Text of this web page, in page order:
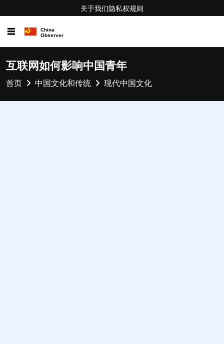
关于我们隐私权规则
☰
互联网如何影响中国青年
首页 中国文化和传统 现代中国文化